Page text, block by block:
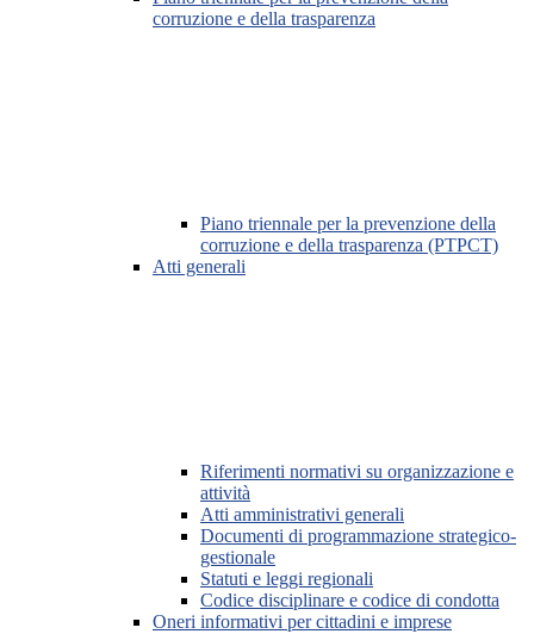
corruzione e della trasparenza
Piano triennale per la prevenzione della
corruzione e della trasparenza (PTPCT)
Atti generali
Riferimenti normativi su organizzazione e
attività
Atti amministrativi generali
Documenti di programmazione strategico-
gestionale
Statuti e leggi regionali
Codice disciplinare e codice di condotta
Oneri informativi per cittadini e imprese